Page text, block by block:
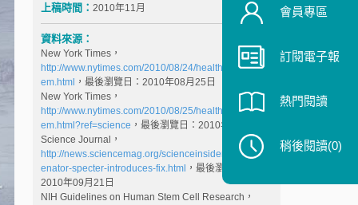
上稿時間： 2010年11月
資料來源：
New York Times，
http://www.nytimes.com/2010/08/24/health/policy/24st
em.html ，最後瀏覽日：2010年08月25日
New York Times，
http://www.nytimes.com/2010/08/25/health/policy/25st
em.html?ref=science ，最後瀏覽日：2010年08月25日
Science Journal，
http://news.sciencemag.org/scienceinsider/2010/09/s
enator-specter-introduces-fix.html ，最後瀏覽日：
2010年09月21日
NIH Guidelines on Human Stem Cell Research，
會員專區
訂閱電子報
熱門閱讀
稍後閱讀(0)